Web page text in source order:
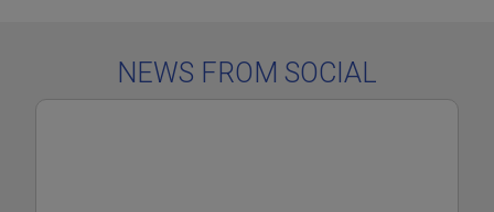
NEWS FROM SOCIAL